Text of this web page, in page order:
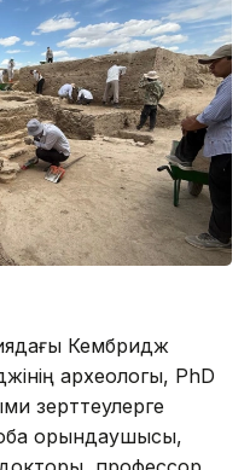
Кембридж
археологы, PhD
зерттеулерге
орындаушысы,